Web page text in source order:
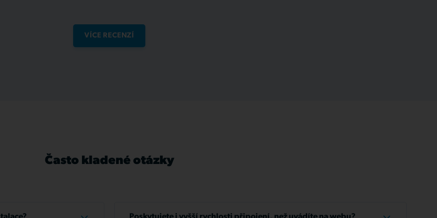
VÍCE RECENZÍ
Často kladené otázky